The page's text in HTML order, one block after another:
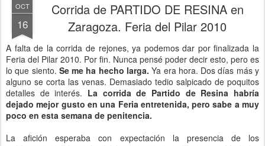
OCT
16
Corrida de PARTIDO DE RESINA en
Zaragoza. Feria del Pilar 2010
A falta de la corrida de rejones, ya podemos dar por finalizada la
Feria del Pilar 2010. Por fin. Nunca pensé poder decir esto, pero es
lo que siento. Se me ha hecho larga. Ya era hora. Dos días más y
alguno se corta las venas. Demasiado tedio salpicado de poquitos
detalles de interés. La corrida de Partido de Resina habría
dejado mejor gusto en una Feria entretenida, pero sabe a muy
poco en esta semana de penitencia.
La afición esperaba con expectación la presencia de los